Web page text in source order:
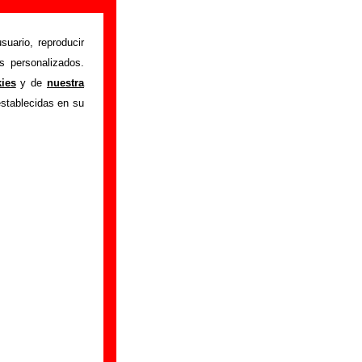
reproducir
personalizados.
y denuestra
en su
(maqueta)
sobre el autor o